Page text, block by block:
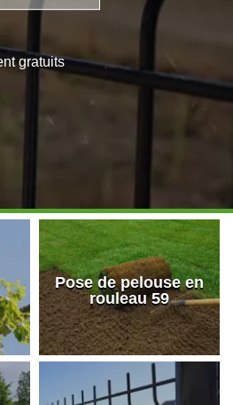
gratuits
Pose de pelouse en
rouleau 59